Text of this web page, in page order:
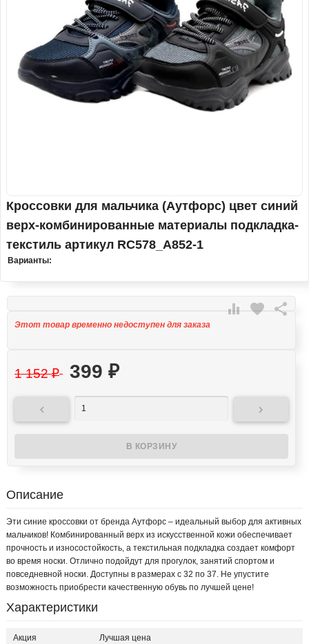
Кроссовки для мальчика (Аутфорс) цвет синий
верх-комбинированные материалы подкладка-
текстиль артикул RC578_A852-1
Варианты:
 favorite 
Этот товар временно недоступен для заказа
1 152₽ 399 ₽
 
Описание
Эти синие кроссовки от бренда Аутфорс – идеальный выбор для активных
мальчиков! Комбинированный верх из искусственной кожи обеспечивает
прочность и износостойкость, а текстильная подкладка создает комфорт
во время носки. Отлично подойдут для прогулок, занятий спортом и
повседневной носки. Доступны в размерах с 32 по 37. Не упустите
возможность приобрести качественную обувь по лучшей цене!
Характеристики
Акция Лучшая цена